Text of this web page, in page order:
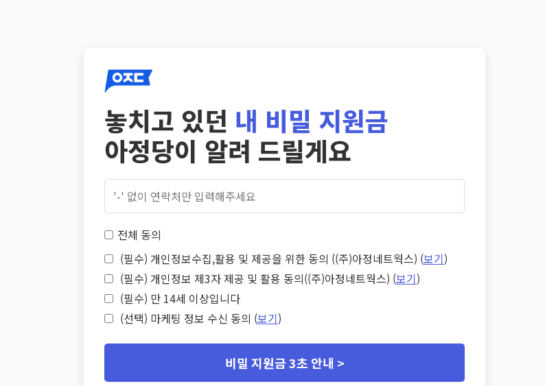
놓치고 있던 내 비밀 지원금
아정당이 알려 드릴게요
전체 동의
(필수) 개인정보수집,활용 및 제공을 위한 동의 ((주)아정네트웍스) (보기)
(필수) 개인정보 제3자 제공 및 활용 동의((주)아정네트웍스) (보기)
(필수) 만 14세 이상입니다
(선택) 마케팅 정보 수신 동의 (보기)
비밀 지원금 3초 안내 >